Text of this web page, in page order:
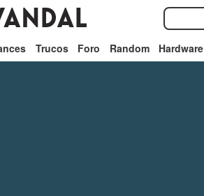
Trucos Foro Random Hardware